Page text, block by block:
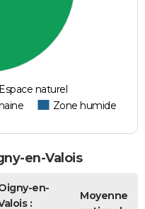
Espace naturel
Zone humide
en-Valois
en-
:
Moyenne